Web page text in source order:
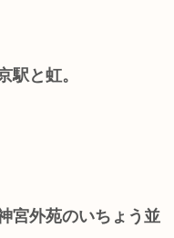
駅と虹。
宮外苑のいちょう並